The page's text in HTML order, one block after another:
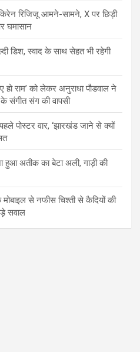
रिजिजू आमने-सामने, X पर छिड़ी
घमासान
डिश, स्वाद के साथ सेहत भी रहेगी
हो राम’ को लेकर अनुराधा पौडवाल ने
संगीत संग की वापसी
पोस्टर वार, ‘झारखंड जाने से क्यों
हुआ अतीक का बेटा अली, गाड़ी की
से नफीस चिश्ती से कैदियों की
सवाल